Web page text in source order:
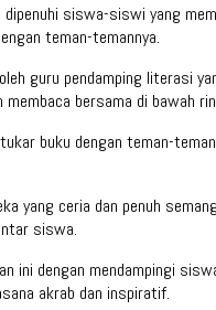
dipenuhi siswa-siswi yang
teman-temannya.
guru pendamping literasi
bersama di bawah
buku dengan teman-
yang ceria dan penuh
siswa.
ini dengan mendampingi
akrab dan inspiratif.